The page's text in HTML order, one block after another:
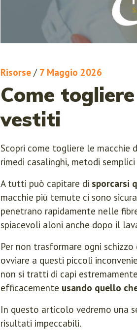
Risorse / 7 Maggio 2026
Come
vestiti
Scopri come togliere le macchie
rimedi casalinghi, metodi
A tutti può capitare di sporcarsi
macchie più temute ci sono
penetrano rapidamente nelle
spiacevoli aloni anche dopo il
Per non trasformare ogni
ovviare a questi piccoli
non si tratti di capi
efficacemente usando quello
In questo articolo vedremo una
risultati impeccabili.